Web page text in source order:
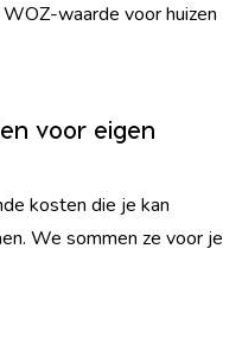
waarde voor huizen
voor eigen
kosten die je kan
We sommen ze voor je